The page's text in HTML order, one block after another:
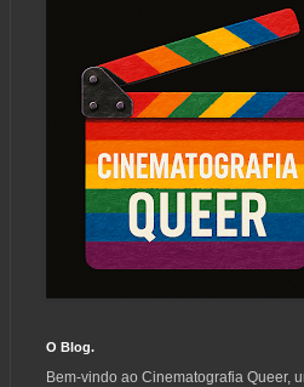
O Blog.
Bem-vindo ao Cinematografia Queer,